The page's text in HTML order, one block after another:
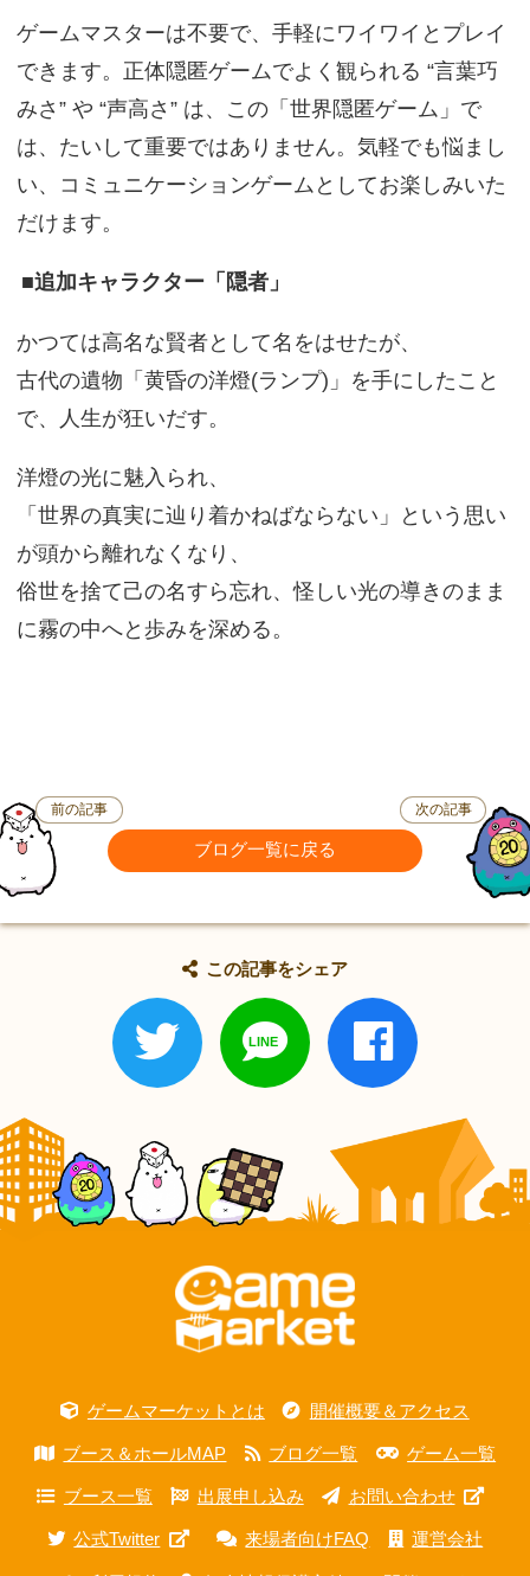
ゲームマスターは不要で、手軽にワイワイとプレイ
できます。正体隠匿ゲームでよく観られる “言葉巧
みさ” や “声高さ” は、この「世界隠匿ゲーム」で
は、たいして重要ではありません。気軽でも悩まし
い、コミュニケーションゲームとしてお楽しみいた
だけます。
■追加キャラクター「隠者」
かつては高名な賢者として名をはせたが、
古代の遺物「黄昏の洋燈(ランプ)」を手にしたこと
で、人生が狂いだす。
洋燈の光に魅入られ、
「世界の真実に辿り着かねばならない」という思い
が頭から離れなくなり、
俗世を捨て己の名すら忘れ、怪しい光の導きのまま
に霧の中へと歩みを深める。
前の記事
ブログ一覧に戻る
次の記事
この記事をシェア
ゲームマーケットとは 開催概要＆アクセス
ブース＆ホールMAP ブログ一覧 ゲーム一覧
ブース一覧 出展申し込み お問い合わせ
公式Twitter 来場者向けFAQ 運営会社